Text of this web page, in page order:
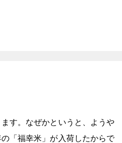
す。なぜかというと、ようや
「福幸米」が入荷したからで